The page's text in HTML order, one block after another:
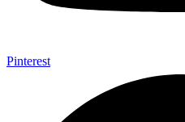
Pinterest